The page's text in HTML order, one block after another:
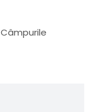
Câmpurile